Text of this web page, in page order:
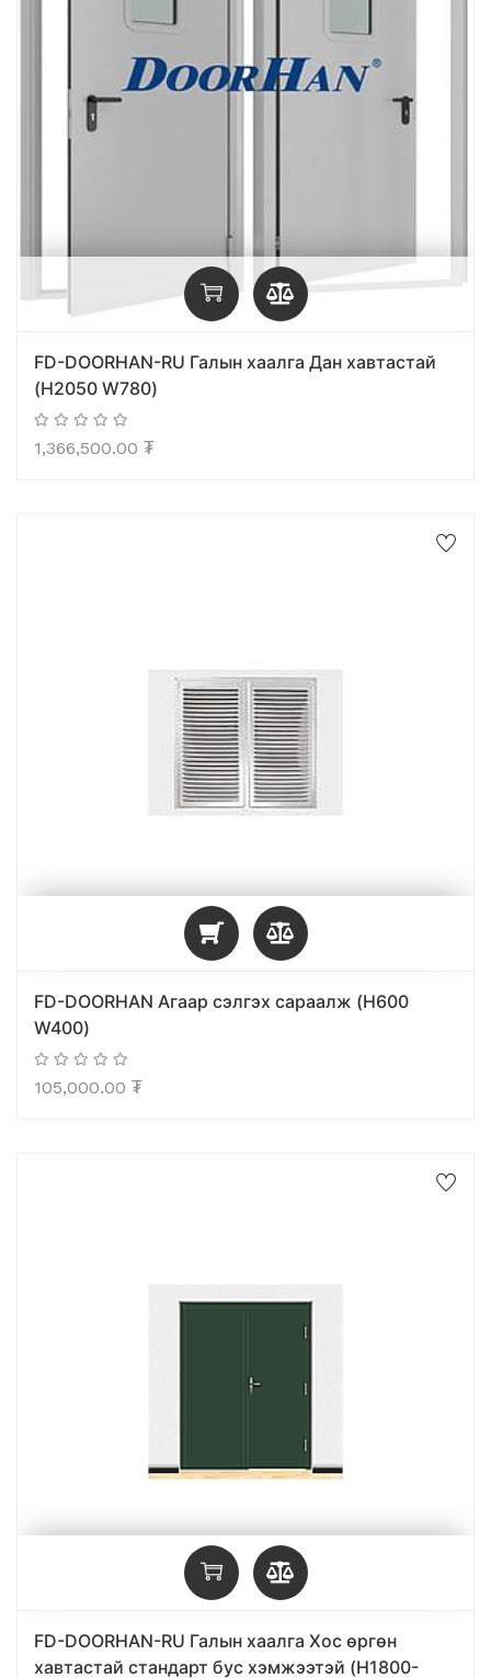
FD-DOORHAN-RU Галын хаалга Дан хавтастай
(H2050 W780)
1,366,500.00 ₮
FD-DOORHAN Агаар сэлгэх сараалж (H600
W400)
105,000.00 ₮
FD-DOORHAN-RU Галын хаалга Хос өргөн
хавтастай стандарт бус хэмжээтэй (H1800-